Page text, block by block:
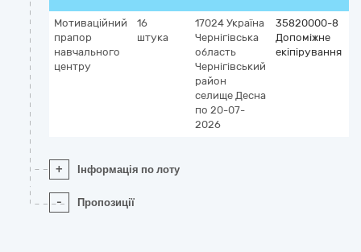
Мотиваційний
прапор
навчального
центру
16
штука
17024 Україна
Чернігівська
область
Чернігівський
район
селище Десна
по 20-07-
2026
35820000-8
Допоміжне
екіпірування
+ Інформація по лоту
- Пропозиції